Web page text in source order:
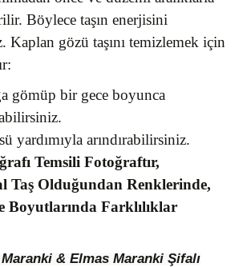
Böylece taşın enerjisini
Kaplan gözü taşını temizlemek için
gömüp bir gece boyunca
yardımıyla arındırabilirsiniz.
Temsili Fotoğraftır,
Taş Olduğundan Renklerinde,
Boyutlarında Farklılıklar
& Elmas Maranki Şifalı